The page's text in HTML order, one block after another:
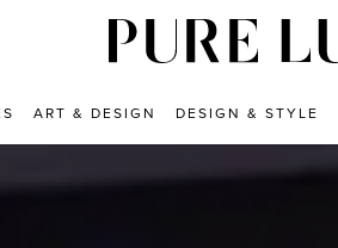
ART & DESIGN DESIGN & STYLE